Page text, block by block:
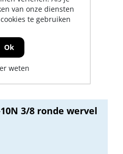
3/8 ronde wervel
van onze diensten
te gebruiken
Ok
weten